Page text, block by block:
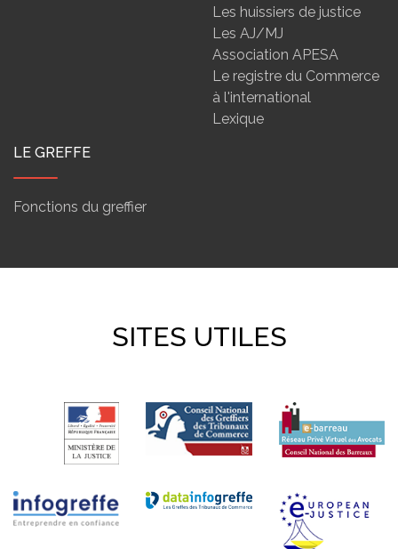
Les huissiers de justice
Les AJ/MJ
Association APESA
Le registre du Commerce
à l'international
Lexique
LE GREFFE
Fonctions du greffier
SITES UTILES